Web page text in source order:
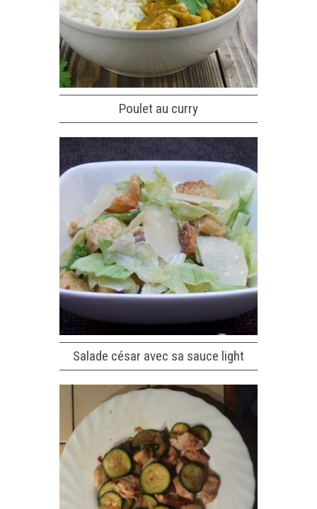
Poulet au curry
Salade césar avec sa sauce light